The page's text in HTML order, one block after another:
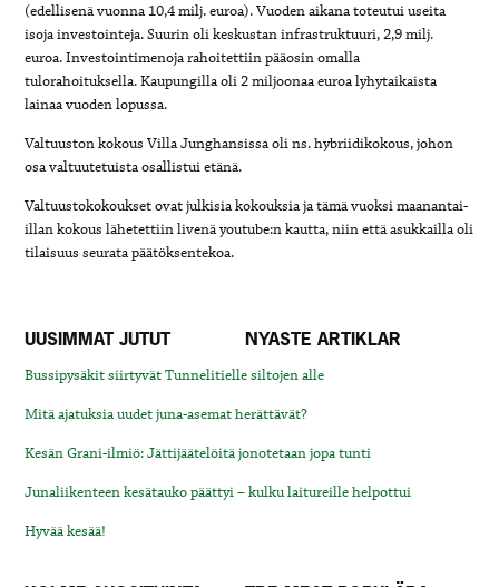
(edellisenä vuonna 10,4 milj. euroa). Vuoden aikana toteutui useita
isoja investointeja. Suurin oli keskustan infrastruktuuri, 2,9 milj.
euroa. Investointimenoja rahoitettiin pääosin omalla
tulorahoituksella. Kaupungilla oli 2 miljoonaa euroa lyhytaikaista
lainaa vuoden lopussa.
Valtuuston kokous Villa Junghansissa oli ns. hybriidikokous, johon
osa valtuutetuista osallistui etänä.
Valtuustokokoukset ovat julkisia kokouksia ja tämä vuoksi maanantai-
illan kokous lähetettiin livenä youtube:n kautta, niin että asukkailla oli
tilaisuus seurata päätöksentekoa.
UUSIMMAT JUTUT NYASTE ARTIKLAR
Bussipysäkit siirtyvät Tunnelitielle siltojen alle
Mitä ajatuksia uudet juna-asemat herättävät?
Kesän Grani-ilmiö: Jättijäätelöitä jonotetaan jopa tunti
Junaliikenteen kesätauko päättyi – kulku laitureille helpottui
Hyvää kesää!